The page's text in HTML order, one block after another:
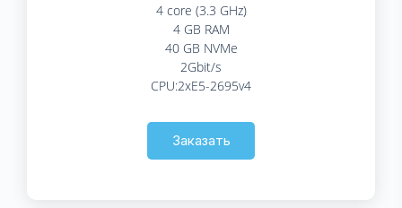
4 core (3.3 GHz)
4 GB RAM
40 GB NVMe
2Gbit/s
CPU:2xE5-2695v4
Заказать